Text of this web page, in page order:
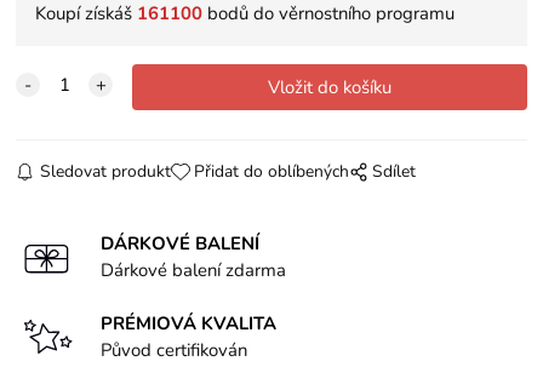
Koupí získáš 161100 bodů do věrnostního programu
Sledovat produkt Přidat do oblíbených Sdílet
DÁRKOVÉ BALENÍ
Dárkové balení zdarma
PRÉMIOVÁ KVALITA
Původ certifikován